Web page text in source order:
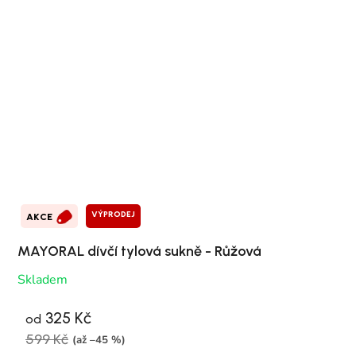
AKCE VÝPRODEJ
MAYORAL dívčí tylová sukně - Růžová
Skladem
od 325 Kč
599 Kč (až –45 %)